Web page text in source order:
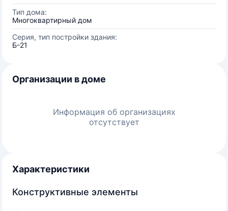
Тип дома:
Многоквартирный дом
Серия, тип постройки здания:
Б-21
Организации в доме
Информация об организациях
отсутствует
Характеристики
Конструктивные элементы